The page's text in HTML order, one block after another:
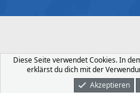
Was Ist Neu Dunkler
Diese Seite verwendet Cookies. In
erklärst du dich mit der
Akzeptieren